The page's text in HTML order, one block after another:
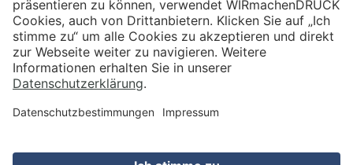
VERSAND
WIRmachenDRUCK GmbH